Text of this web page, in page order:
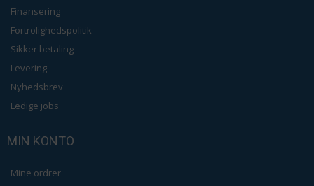
Finansering
Fortrolighedspolitik
Sikker betaling
Levering
Nyhedsbrev
Ledige jobs
MIN KONTO
Mine ordrer